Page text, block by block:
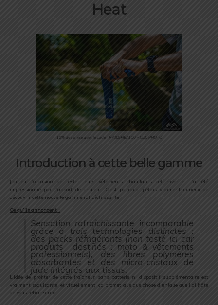
Heat
10% de remise avec le code TRAILGHEAT10 – CLIC PHOTO
Introduction à cette belle gamme
J’ai eu l’occasion de tester leurs vêtements chauffants cet hiver et j’ai été
impressionné par l’apport de chaleur. C’est pourquoi j’étais vraiment curieux de
découvrir cette nouvelle gamme rafraîchissante.
Ce qu’ils annoncent :
Sensation rafraîchissante incomparable
grâce à trois technologies distinctes :
des packs réfrigérants (non testé ici car
produits destinés : moto & vêtements
professionnels), des fibres polymères
absorbantes et des micro-cristaux de
jade intégrés aux tissus.
L’idée de profiter de cette fraîcheur sans batterie ni dispositif supplémentaire est
vraiment séduisante, et visuellement, ça promet quelque chose d’unique que j’ai hâte
de vous retranscrire.